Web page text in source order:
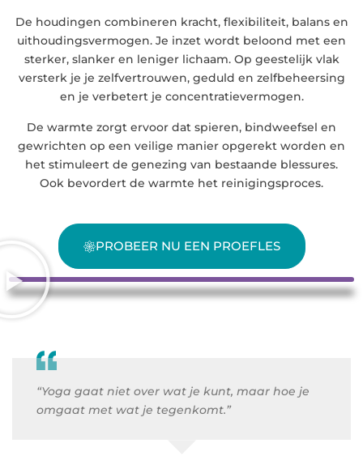
De houdingen combineren kracht, flexibiliteit, balans en
uithoudingsvermogen. Je inzet wordt beloond met een
sterker, slanker en leniger lichaam. Op geestelijk vlak
versterk je je zelfvertrouwen, geduld en zelfbeheersing
en je verbetert je concentratievermogen.
De warmte zorgt ervoor dat spieren, bindweefsel en
gewrichten op een veilige manier opgerekt worden en
het stimuleert de genezing van bestaande blessures.
Ook bevordert de warmte het reinigingsproces.
PROBEER NU EEN PROEFLES
“Yoga gaat niet over wat je kunt, maar hoe je
omgaat met wat je tegenkomt.”